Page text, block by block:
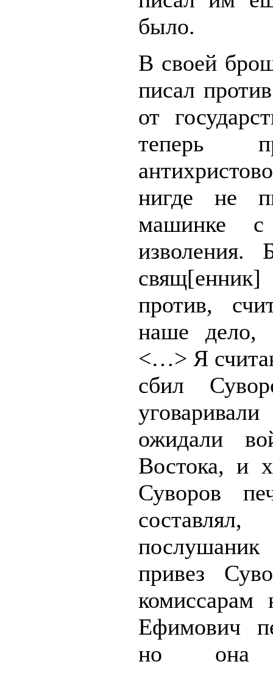
было.
В своей
писал
от
теперь
нигде не
машинке с
изволения.
против,
наше дело,
<…> Я
сбил
ожидали
Востока, и
Суворов
привез
Ефимович
но она